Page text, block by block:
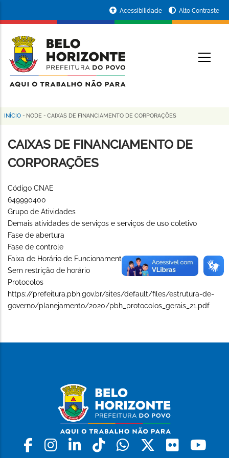
conteúdo
principal
da
Prefeitura
de
Horizonte
Acessibilidade Alto Contraste
Trilha
de
navegação
INÍCIO - NODE - CAIXAS DE FINANCIAMENTO DE CORPORAÇÕES
CAIXAS DE FINANCIAMENTO DE
CORPORAÇÕES
Código CNAE
649990400
Grupo de Atividades
Demais atividades de serviços e serviços de uso coletivo
Fase de abertura
Fase de controle
Faixa de Horário de Funcionamento (Long)
Sem restrição de horário
Protocolos
https://prefeitura.pbh.gov.br/sites/default/files/estrutura-de-
governo/planejamento/2020/pbh_protocolos_gerais_21.pdf
Facebook
Instagram
LinkedinTiktokWhatsapp
X Flickr